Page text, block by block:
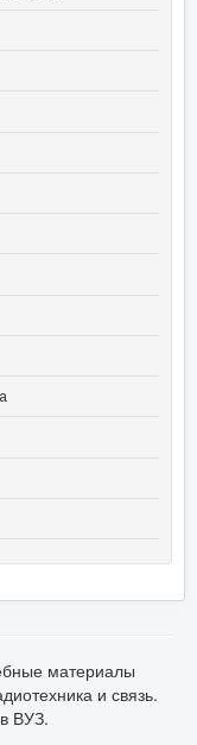
материалы
и связь.
ВУЗ.